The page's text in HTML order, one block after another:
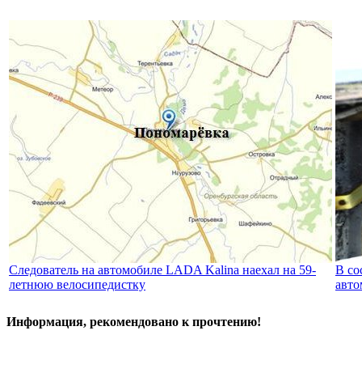
Следователь на автомобиле LADA Kalina наехал на 59-
летнюю велосипедистку
В
Информация, рекомендовано к прочтению!